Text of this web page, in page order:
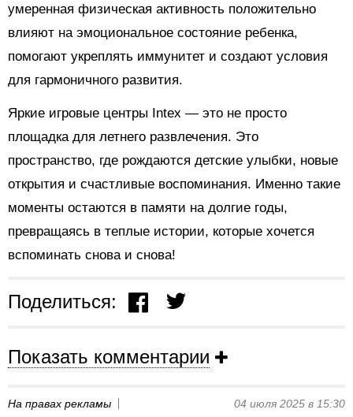
умеренная физическая активность положительно
влияют на эмоциональное состояние ребенка,
помогают укреплять иммунитет и создают условия
для гармоничного развития.
Яркие игровые центры Intex — это не просто
площадка для летнего развлечения. Это
пространство, где рождаются детские улыбки, новые
открытия и счастливые воспоминания. Именно такие
моменты остаются в памяти на долгие годы,
превращаясь в теплые истории, которые хочется
вспоминать снова и снова!
Поделиться:
Показать комментарии
На правах рекламы 04 июля 2025 в 15:30